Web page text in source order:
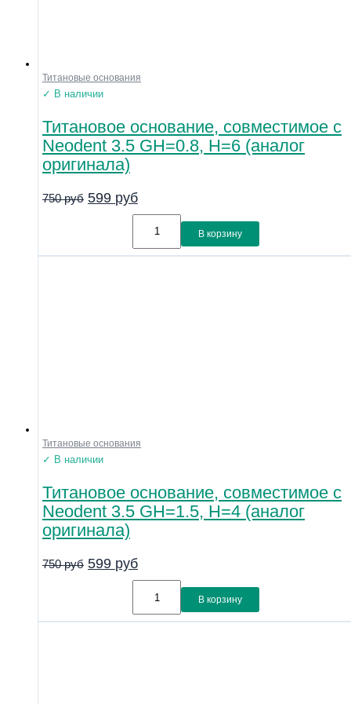
Титановые основания
✓ В наличии
Титановое основание, совместимое с
Neodent 3.5 GH=0.8, H=6 (аналог
оригинала)
750руб 599 руб
В корзину
Титановые основания
✓ В наличии
Титановое основание, совместимое с
Neodent 3.5 GH=1.5, H=4 (аналог
оригинала)
750руб 599 руб
В корзину